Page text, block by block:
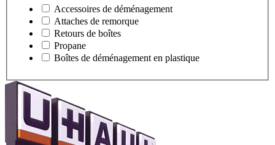
Accessoires de déménagement
Attaches de remorque
Retours de boîtes
Propane
Boîtes de déménagement en plastique